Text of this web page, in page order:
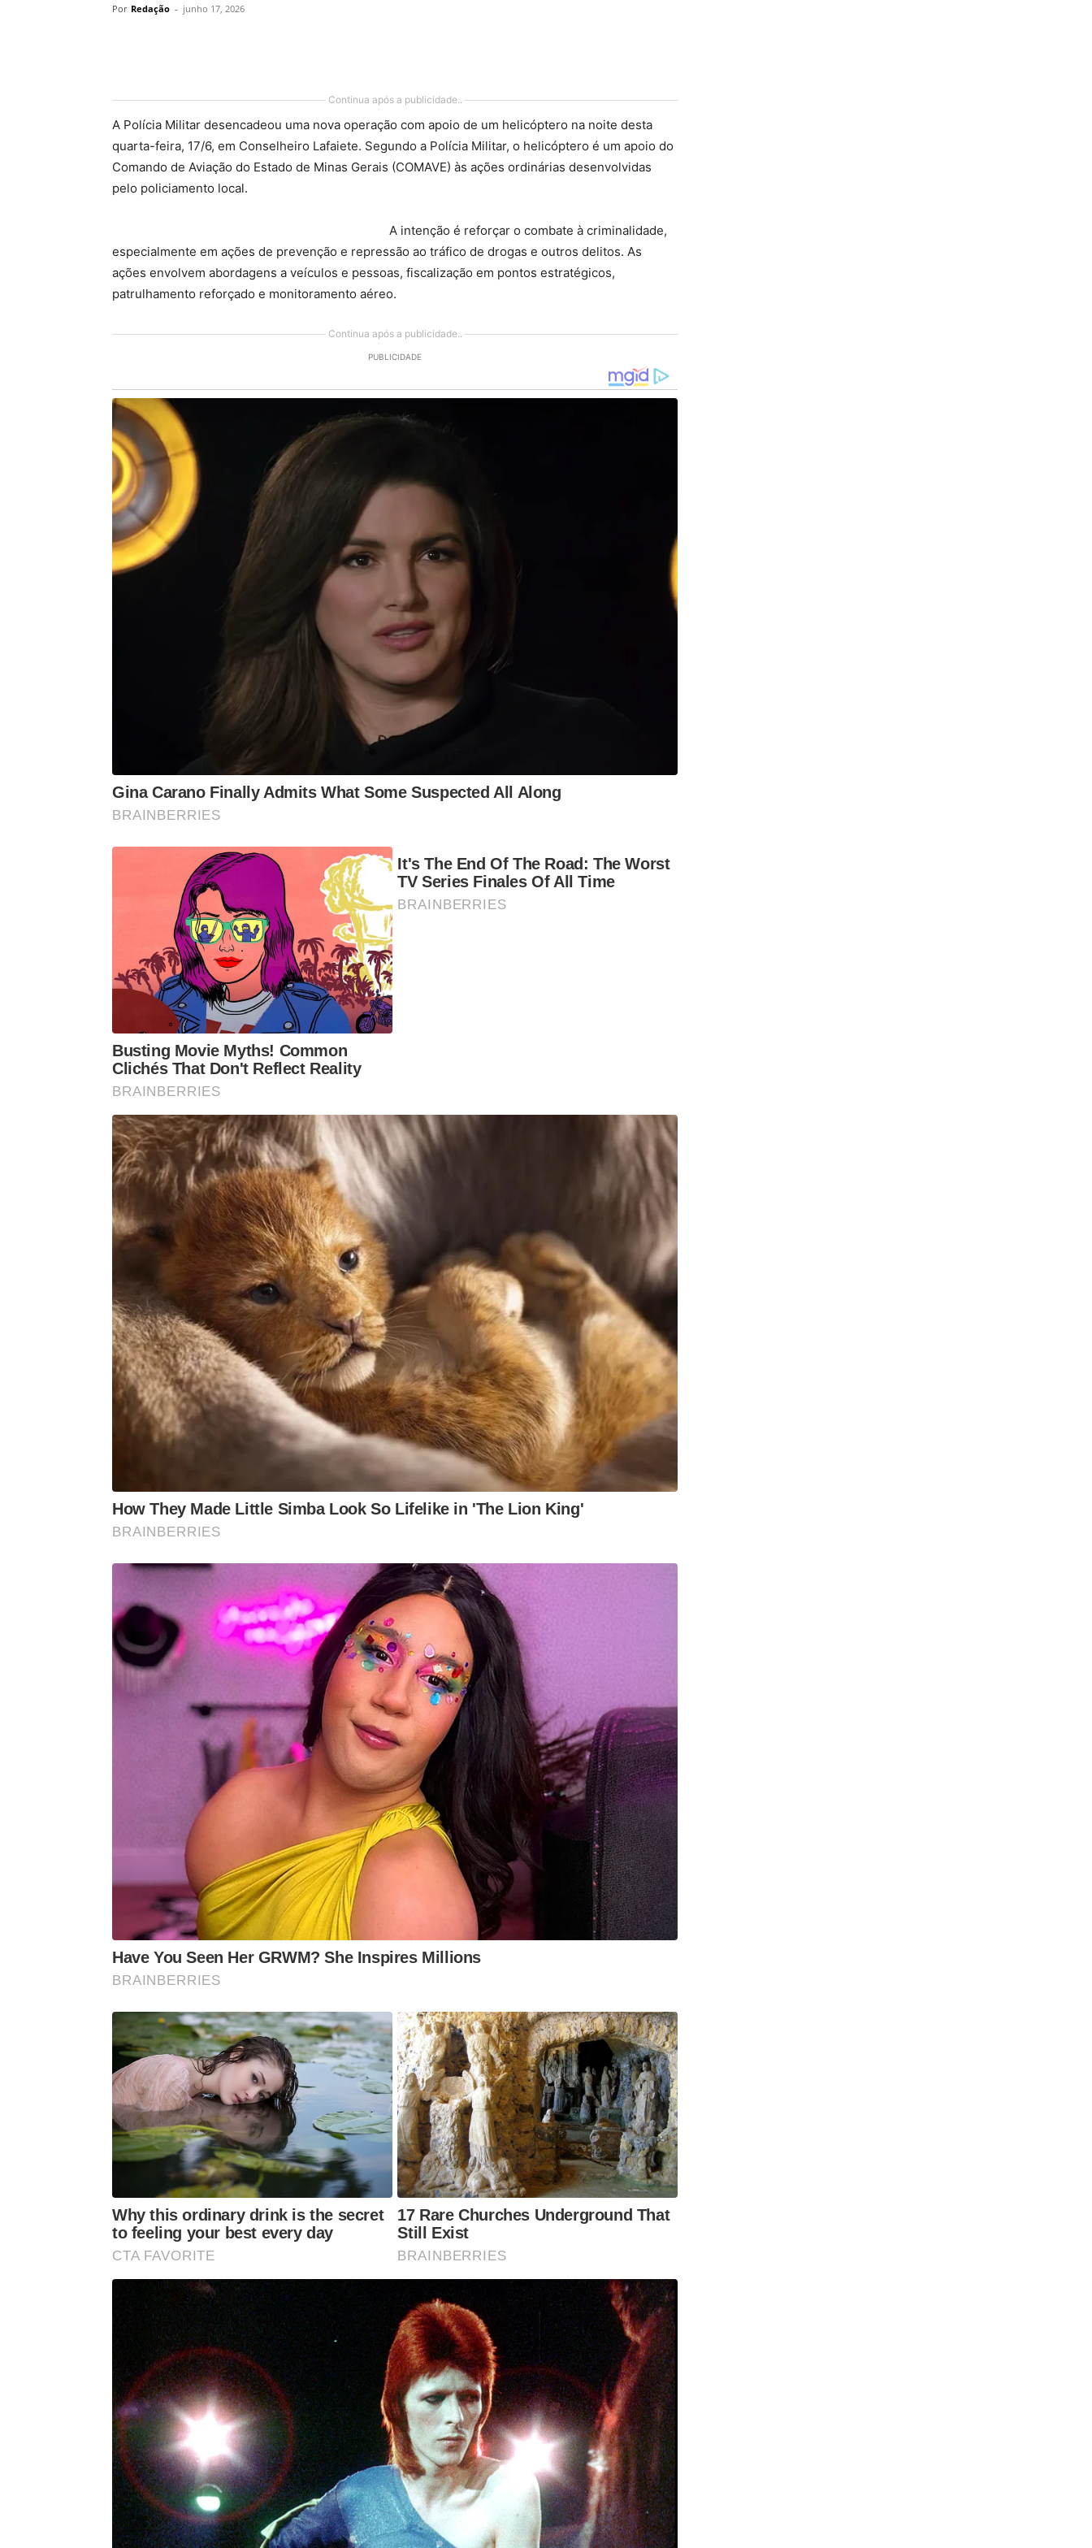
Por Redação - junho 17, 2026
Continua após a publicidade..
A Polícia Militar desencadeou uma nova operação com apoio de um helicóptero na noite desta
quarta-feira, 17/6, em Conselheiro Lafaiete. Segundo a Polícia Militar, o helicóptero é um apoio do
Comando de Aviação do Estado de Minas Gerais (COMAVE) às ações ordinárias desenvolvidas
pelo policiamento local.
A intenção é reforçar o combate à criminalidade,
especialmente em ações de prevenção e repressão ao tráfico de drogas e outros delitos. As
ações envolvem abordagens a veículos e pessoas, fiscalização em pontos estratégicos,
patrulhamento reforçado e monitoramento aéreo.
Continua após a publicidade..
PUBLICIDADE